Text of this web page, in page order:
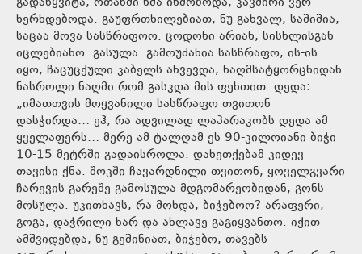
ხერხდებოდა. გაუფრთხილებიათ, ნუ გახვალ, საშიშია,
საცაა მოვა სასწრაფოო. ცოდონი არიან, სისხლისგან
იცლებიანო. გასულა. გამოუძახია სასწრაფო, ის-ის
იყო, ჩაცუცქული კაბელს ახვევდა, ნაღმსატყორცნიდან
ნასროლი ნაღმი რომ გასკდა მის ფეხთით. დედა:
„იმათთვის მოყვანილი სასწრაფო თვითონ
დასჭირდა… ეჰ, რა ადვილად ლაპარაკობს დედა ამ
ყველაფერს… მერე ამ ტალღამ ეს 90-კილოიანი ბიჭი
10-15 მეტრში გადაისროლა. დახეთქებამ კიდევ
თავისი ქნა. შოკში ჩავარდნილი თვითონ, ყოველგვარი
ჩარევის გარეშე გამოსულა მდგომარეობიდან, გონს
მოსულა. უკითხავს, რა მოხდა, ბიჭებოო? არაფერი,
გოგა, დაჭრილი ხარ და ახლავე გაგიყვანთო. იქით
ამშვიდებდა, ნუ გეშინიათ, ბიჭებო, თავებს